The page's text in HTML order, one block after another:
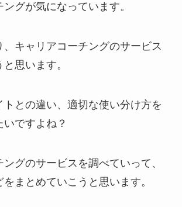
グが気になっています。
、キャリアコーチングのサービス
思います。
トとの違い、適切な使い分け方を
いですよね？
グのサービスを調べていって、
まとめていこうと思います。